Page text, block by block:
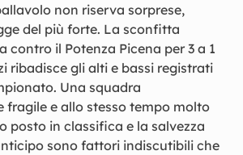
non riserva sorprese,
del più forte. La sconfitta
contro il Potenza Picena per 3 a 1
ribadisce gli alti e bassi registrati
Una squadra
fragile e allo stesso tempo molto
posto in classifica e la salvezza
sono fattori indiscutibili che